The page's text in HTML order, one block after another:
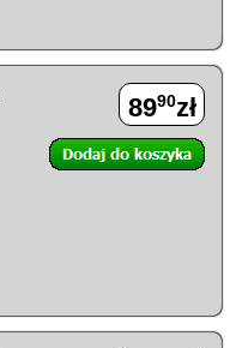
8990zł